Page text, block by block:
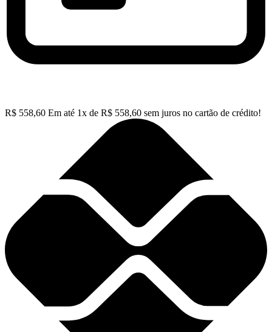
R$ 558,60 Em até 1x de R$ 558,60 sem juros no cartão de crédito!